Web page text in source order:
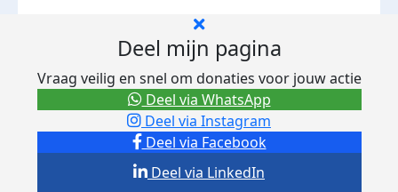
Deel mijn pagina
Vraag veilig en snel om donaties voor jouw actie
Deel via Facebook
Deel via Instagram
Deel via LinkedIn
Deel via WhatsApp